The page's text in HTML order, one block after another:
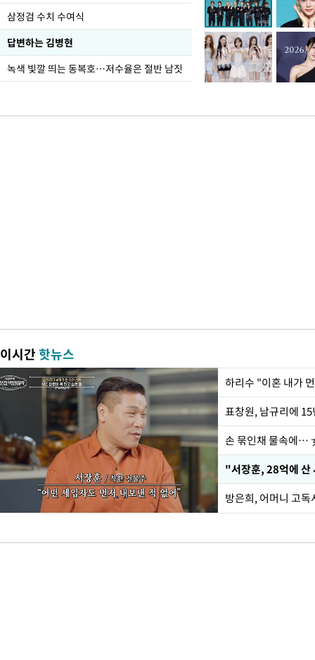
삼정검 수치 수여식
답변하는 김병현
녹색 빛깔 띄는 동복호…저수율은 절반 남짓
이시간핫뉴스
하리수 "이혼 내가
손 묶인채 물속에…
"서장훈, 28억에 산
방은희, 어머니 고